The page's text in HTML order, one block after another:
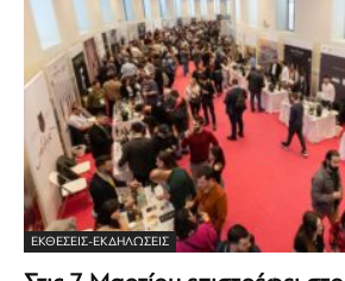
ΕΚΘΈΣΕΙΣ-ΕΚΔΗΛΏΣΕΙΣ